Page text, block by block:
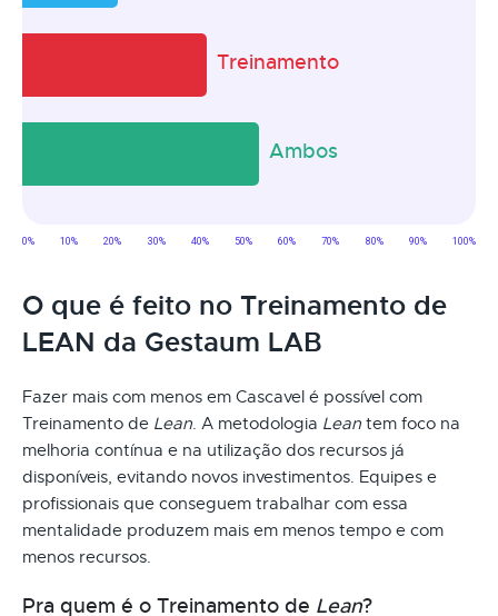
O que é feito no Treinamento de
LEAN da Gestaum LAB
Fazer mais com menos em Cascavel é possível com
Treinamento de Lean. A metodologia Lean tem foco na
melhoria contínua e na utilização dos recursos já
disponíveis, evitando novos investimentos. Equipes e
profissionais que conseguem trabalhar com essa
mentalidade produzem mais em menos tempo e com
menos recursos.
Pra quem é o Treinamento de Lean?